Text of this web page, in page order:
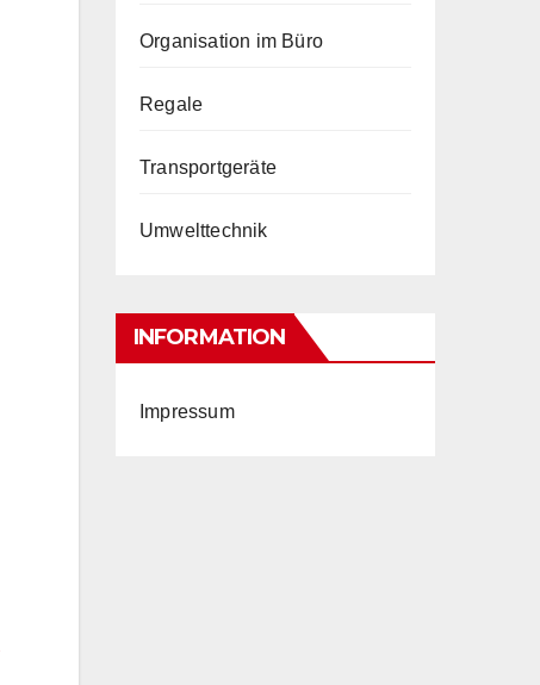
Organisation im Büro
Regale
Transportgeräte
Umwelttechnik
INFORMATION
Impressum